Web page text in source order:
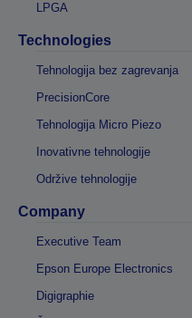
LPGA
Technologies
Tehnologija bez zagrevanja
PrecisionCore
Tehnologija Micro Piezo
Inovativne tehnologije
Održive tehnologije
Company
Executive Team
Epson Europe Electronics
Digigraphie